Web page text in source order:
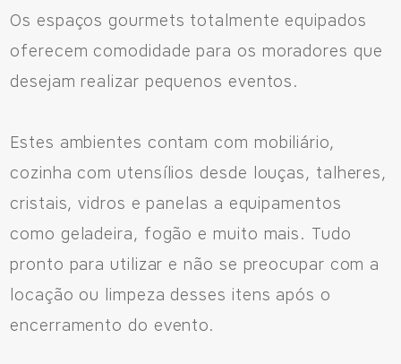
Os espaços gourmets totalmente equipados
oferecem comodidade para os moradores que
desejam realizar pequenos eventos.
Estes ambientes contam com mobiliário,
cozinha com utensílios desde louças, talheres,
cristais, vidros e panelas a equipamentos
como geladeira, fogão e muito mais. Tudo
pronto para utilizar e não se preocupar com a
locação ou limpeza desses itens após o
encerramento do evento.